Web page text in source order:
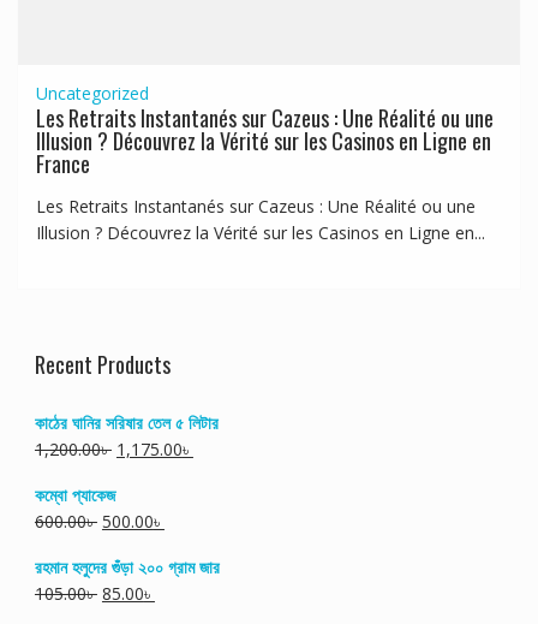
Uncategorized
Les Retraits Instantanés sur Cazeus : Une Réalité ou une
Illusion ? Découvrez la Vérité sur les Casinos en Ligne en
France
Les Retraits Instantanés sur Cazeus : Une Réalité ou une
Illusion ? Découvrez la Vérité sur les Casinos en Ligne en...
Recent Products
কাঠের ঘানির সরিষার তেল ৫ লিটার
1,200.00৳ 1,175.00৳
কম্বো প্যাকেজ
600.00৳ 500.00৳
রহমান হলুদের গুঁড়া ২০০ গ্রাম জার
105.00৳ 85.00৳